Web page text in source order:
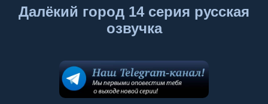
Далёкий город 14 серия русская
озвучка